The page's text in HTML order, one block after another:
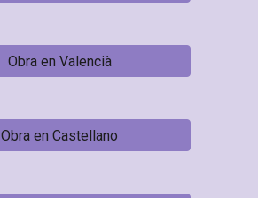
Obra en Valencià
Obra en Castellano